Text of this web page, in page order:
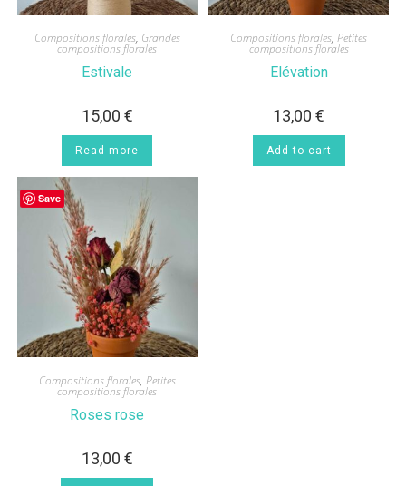
Compositions florales, Grandes
compositions florales
Estivale
15,00 €
Read more
Compositions florales,Petites
compositions florales
Elévation
13,00€
Add to cart
Save
Compositions florales, Petites
compositions florales
Roses rose
13,00 €